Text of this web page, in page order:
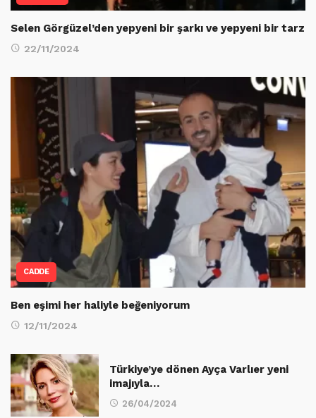
Selen Görgüzel’den yepyeni bir şarkı ve yepyeni bir tarz
22/11/2024
CADDE
Ben eşimi her haliyle beğeniyorum
12/11/2024
Türkiye’ye dönen Ayça Varlıer yeni
imajıyla…
26/04/2024